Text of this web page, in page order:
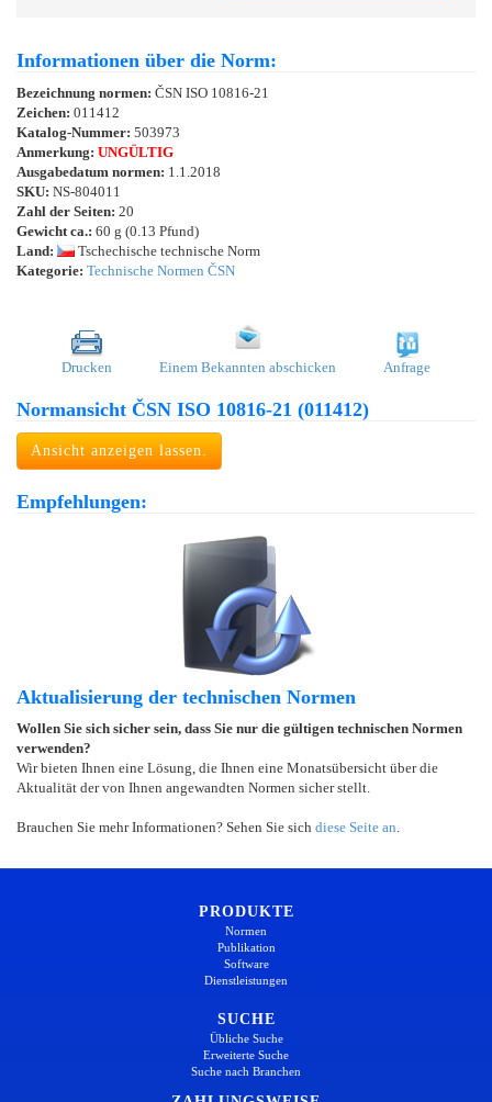
Informationen über die Norm:
Bezeichnung normen: ČSN ISO 10816-21
Zeichen: 011412
Katalog-Nummer: 503973
Anmerkung: UNGÜLTIG
Ausgabedatum normen: 1.1.2018
SKU: NS-804011
Zahl der Seiten: 20
Gewicht ca.: 60 g (0.13 Pfund)
Land:
Tschechische technische Norm
Kategorie: Technische Normen ČSN
Drucken Einem Bekannten abschicken Anfrage
Normansicht ČSN ISO 10816-21 (011412)
Ansicht anzeigen lassen.
Empfehlungen:
Aktualisierung der technischen Normen
Wollen Sie sich sicher sein, dass Sie nur die gültigen technischen Normen
verwenden?
Wir bieten Ihnen eine Lösung, die Ihnen eine Monatsübersicht über die
Aktualität der von Ihnen angewandten Normen sicher stellt.
Brauchen Sie mehr Informationen? Sehen Sie sich diese Seite an
PRODUKTE
Normen
Publikation
Software
Dienstleistungen
SUCHE
Übliche Suche
Erweiterte Suche
Suche nach Branchen